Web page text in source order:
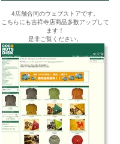
4店舗合同のウェブストアです。
こちらにも吉祥寺店商品多数アップして
ます！
是非ご覧ください。